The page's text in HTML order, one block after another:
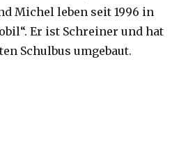
Michel leben seit 1996 in
Er ist Schreiner und hat
Schulbus umgebaut.